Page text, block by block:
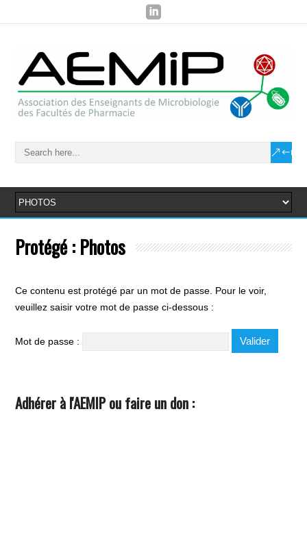
Protégé : Photos
Ce contenu est protégé par un mot de passe. Pour le voir,
veuillez saisir votre mot de passe ci-dessous :
Mot de passe :
Adhérer à l'AEMIP ou faire un don :